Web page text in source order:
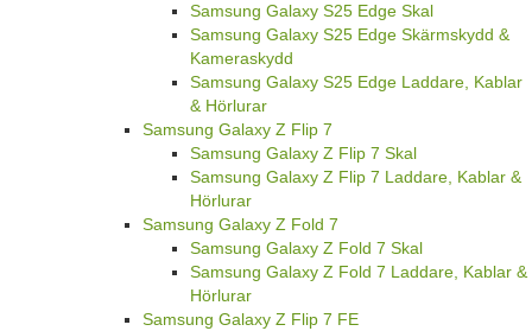
Samsung Galaxy S25 Edge Skal
Samsung Galaxy S25 Edge Skärmskydd &
Kameraskydd
Samsung Galaxy S25 Edge Laddare, Kablar
& Hörlurar
Samsung Galaxy Z Flip 7
Samsung Galaxy Z Flip 7 Skal
Samsung Galaxy Z Flip 7 Laddare, Kablar &
Hörlurar
Samsung Galaxy Z Fold 7
Samsung Galaxy Z Fold 7 Skal
Samsung Galaxy Z Fold 7 Laddare, Kablar &
Hörlurar
Samsung Galaxy Z Flip 7 FE